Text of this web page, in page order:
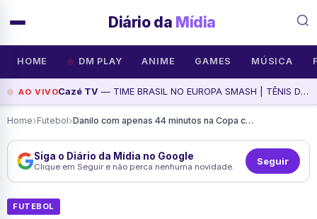
Diário da Mídia
HOME DM PLAY ANIME GAMES MÚSICA
AO VIVOCazé TV — TIME BRASIL NO EUROPA SMASH | TÊNIS DE MESA, assista agora
Home›Futebol› Danilo com apenas 44 minutos na Copa chama atenção de Flamengo
Siga o Diário da Mídia no Google
Clique em Seguir e não perca nenhuma novidade. Seguir
FUTEBOL